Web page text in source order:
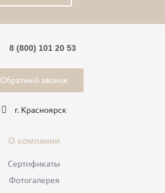
8 (800) 101 20 53
Обратный звонок
г. Красноярск
О компании
Сертификаты
Фотогалерея